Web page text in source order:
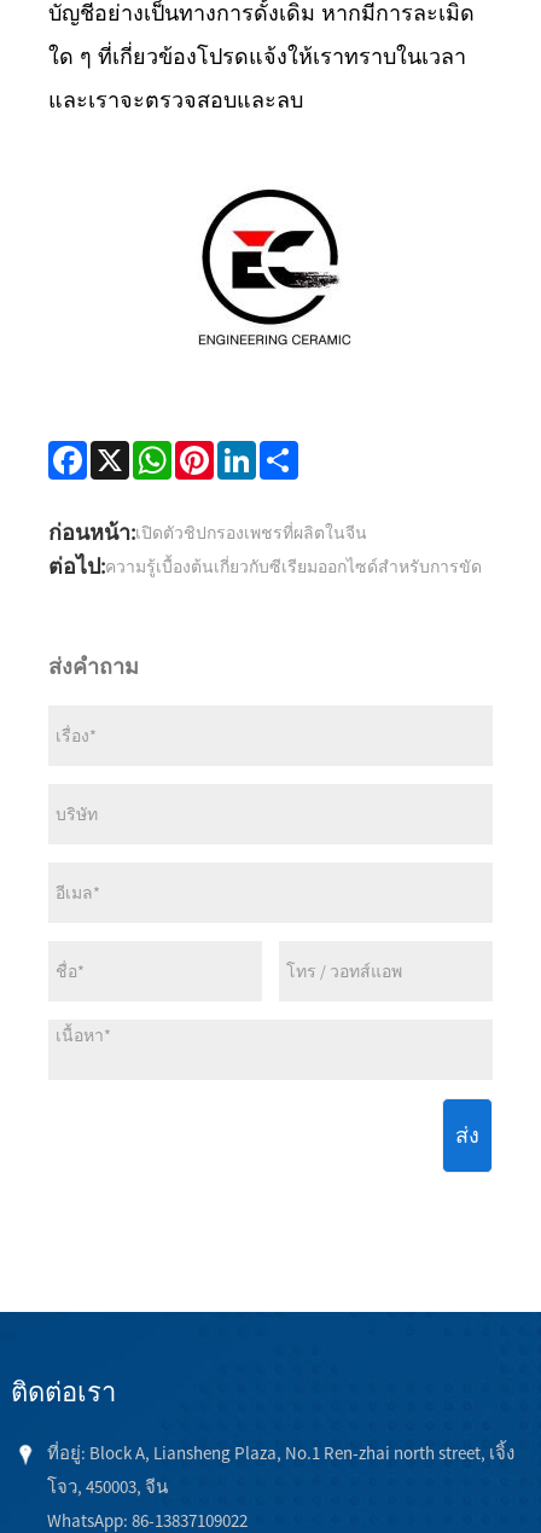
บัญชีอย่างเป็นทางการดั้งเดิม หากมีการละเมิด
ใด ๆ ที่เกี่ยวข้องโปรดแจ้งให้เราทราบในเวลา
และเราจะตรวจสอบและลบ
Facebook
X WhatsAppPinterestLinkedIn
ก่อนหน้า:เปิดตัวชิปกรองเพชรที่ผลิตในจีน
ต่อไป:ความรู้เบื้องต้นเกี่ยวกับซีเรียมออกไซด์สำหรับการขัด
ส่งคำถาม
ส่ง
ติดต่อเรา
ที่อยู่: Block A, Liansheng Plaza, No.1 Ren-zhai north street, เจิ้ง
โจว, 450003, จีน
WhatsApp: 86-13837109022